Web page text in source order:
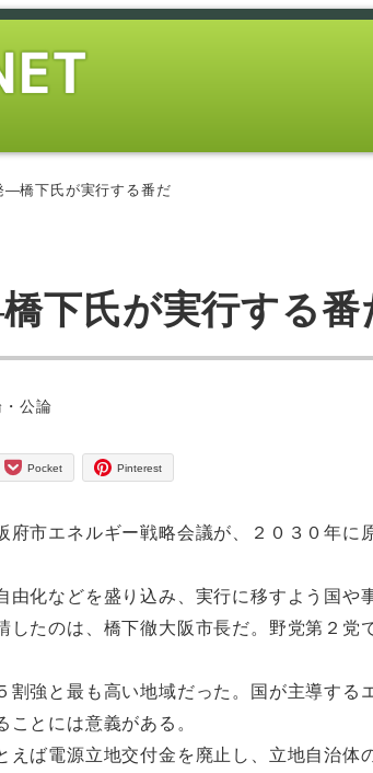
橋下氏が実行する番だ
下氏が実行する番
公論
Pocket Pinterest
市エネルギー戦略会議が、２０３０年に
化などを盛り込み、実行に移すよう国や
たのは、橋下徹大阪市長だ。野党第２党
強と最も高い地域だった。国が主導する
とには意義がある。
ば電源立地交付金を廃止し、立地自治体